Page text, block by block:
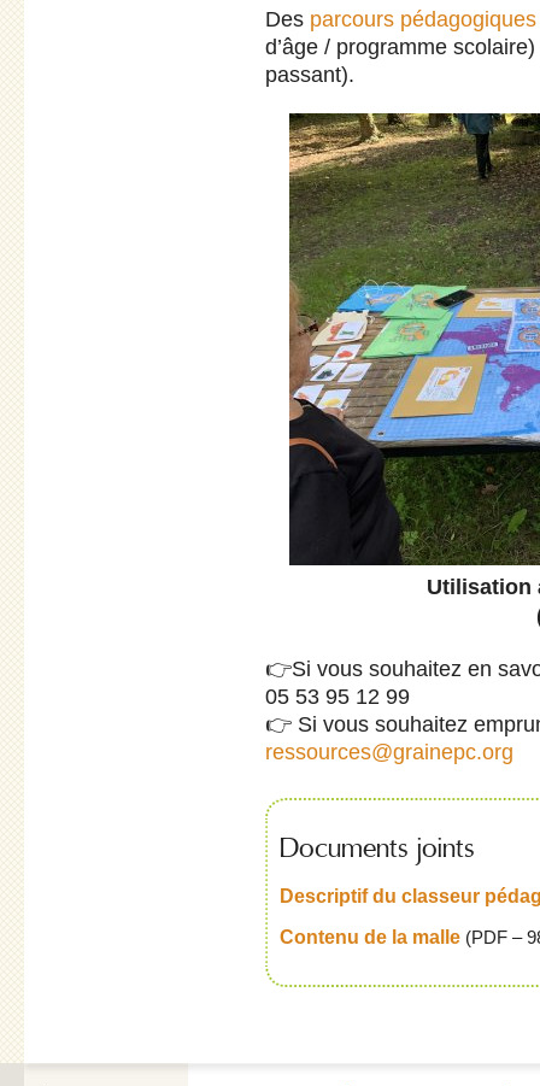
Des parcours pédagogiques
d’âge / programme
passant).
Utilisation
👉Si vous souhaitez en
05 53 95 12 99
👉 Si vous souhaitez
ressources@grainepc.org
Documents joints
Descriptif du classeur
Contenu de la malle (PDF –